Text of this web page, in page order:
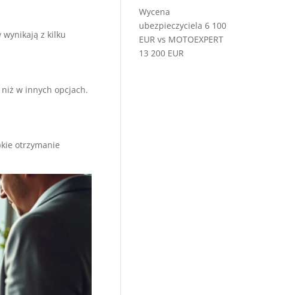
wynikają z kilku
w innych opcjach.
otrzymanie
Wycena
ubezpieczyciela 6 100
EUR vs MOTOEXPERT
13 200 EUR